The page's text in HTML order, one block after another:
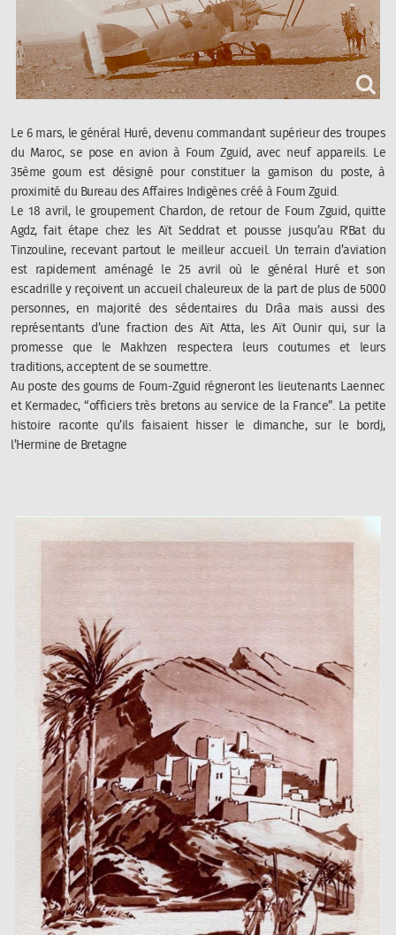
Le 6 mars, le général Huré, devenu commandant supérieur des troupes
du Maroc, se pose en avion à Foum Zguid, avec neuf appareils. Le
35ème goum est désigné pour constituer la garnison du poste, à
proximité du Bureau des Affaires Indigènes créé à Foum Zguid.
Le 18 avril, le groupement Chardon, de retour de Foum Zguid, quitte
Agdz, fait étape chez les Aït Seddrat et pousse jusqu’au R'Bat du
Tinzouline, recevant partout le meilleur accueil. Un terrain d’aviation
est rapidement aménagé le 25 avril où le général Huré et son
escadrille y reçoivent un accueil chaleureux de la part de plus de 5000
personnes, en majorité des sédentaires du Drâa mais aussi des
représentants d’une fraction des Aït Atta, les Aït Ounir qui, sur la
promesse que le Makhzen respectera leurs coutumes et leurs
traditions, acceptent de se soumettre.
Au poste des goums de Foum-Zguid régneront les lieutenants Laennec
et Kermadec, “officiers très bretons au service de la France”. La petite
histoire raconte qu’ils faisaient hisser le dimanche, sur le bordj,
l’Hermine de Bretagne